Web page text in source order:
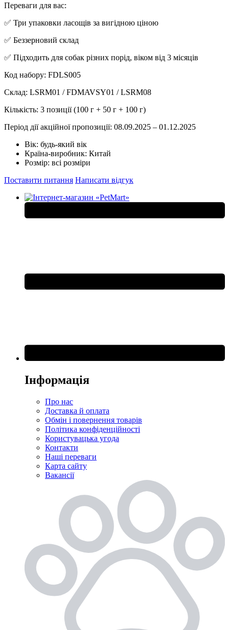
Переваги для вас:
✅ Три упаковки ласощів за вигідною ціною
✅ Беззерновий склад
✅ Підходить для собак різних порід, віком від 3 місяців
Код набору: FDLS005
Склад: LSRM01 / FDMAVSY01 / LSRM08
Кількість: 3 позиції (100 г + 50 г + 100 г)
Період дії акційної пропозиції: 08.09.2025 – 01.12.2025
Вік: будь-який вік
Країна-виробник: Китай
Розмір: всі розміри
Поставити питання Написати відгук
Інформація
Про нас
Доставка й оплата
Обмін і повернення товарів
Політика конфіденційності
Користувацька угода
Контакти
Наші переваги
Карта сайту
Вакансії